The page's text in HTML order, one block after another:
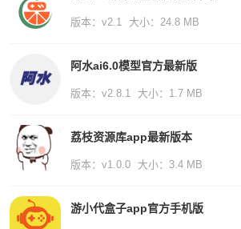
版本：v2.1 大小：24.8 MB
阿水ai6.0模型官方最新版
版本：v2.8.1 大小：1.7 MB
荔枝资源库app最新版本
版本：v1.0.0 大小：3.4 MB
游小代盒子app官方手机版